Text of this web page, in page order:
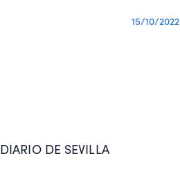
15/10/2022
DIARIO DE SEVILLA